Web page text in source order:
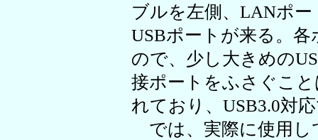
ブルを左側、LANポ
USBポートが来る。
ので、少し大きめの
接ポートをふさぐこ
れており、USB3.0対
では、実際に使用し